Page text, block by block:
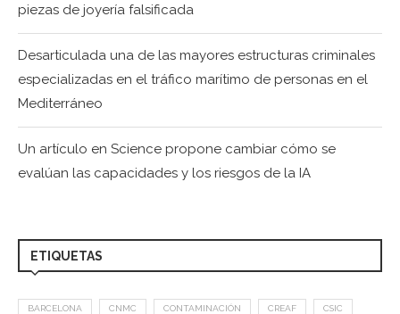
piezas de joyería falsificada
Desarticulada una de las mayores estructuras criminales
especializadas en el tráfico marítimo de personas en el
Mediterráneo
Un artículo en Science propone cambiar cómo se
evalúan las capacidades y los riesgos de la IA
ETIQUETAS
BARCELONA CNMC CONTAMINACIÓN CREAF CSIC